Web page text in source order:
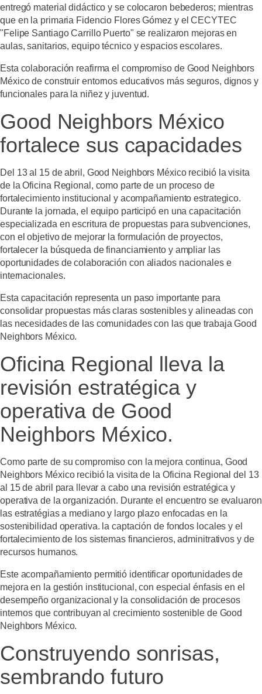
entregó material didáctico y se colocaron bebederos; mientras
que en la primaria Fidencio Flores Gómez y el CECYTEC
"Felipe Santiago Carrillo Puerto" se realizaron mejoras en
aulas, sanitarios, equipo técnico y espacios escolares.
Esta colaboración reafirma el compromiso de Good Neighbors
México de construir entornos educativos más seguros, dignos y
funcionales para la niñez y juventud.
Good Neighbors México
fortalece sus capacidades
Del 13 al 15 de abril, Good Neighbors México recibió la visita
de la Oficina Regional, como parte de un proceso de
fortalecimiento institucional y acompañamiento estrategico.
Durante la jornada, el equipo participó en una capacitación
especializada en escritura de propuestas para subvenciones,
con el objetivo de mejorar la formulación de proyectos,
fortalecer la búsqueda de financiamiento y ampliar las
oportunidades de colaboración con aliados nacionales e
internacionales.
Esta capacitación representa un paso importante para
consolidar propuestas más claras sostenibles y alineadas con
las necesidades de las comunidades con las que trabaja Good
Neighbors México.
Oficina Regional lleva la
revisión estratégica y
operativa de Good
Neighbors México.
Como parte de su compromiso con la mejora continua, Good
Neighbors México recibió la visita de la Oficina Regional del 13
al 15 de abril para llevar a cabo una revisión estratégica y
operativa de la organización. Durante el encuentro se evaluaron
las estratégias a mediano y largo plazo enfocadas en la
sostenibilidad operativa. la captación de fondos locales y el
fortalecimiento de los sistemas financieros, adminitrativos y de
recursos humanos.
Este acompañamiento permitió identificar oportunidades de
mejora en la gestión institucional, con especial énfasis en el
desempeño organizacional y la consolidación de procesos
internos que contribuyan al crecimiento sostenible de Good
Neighbors México.
Construyendo sonrisas,
sembrando futuro